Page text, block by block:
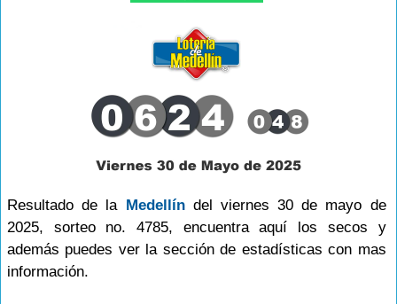
Resultado de la Medellíndel viernes 30 de mayo de
2025, sorteo no. 4785, encuentra aquí los secos y
además puedes ver la sección de estadísticas con mas
información.